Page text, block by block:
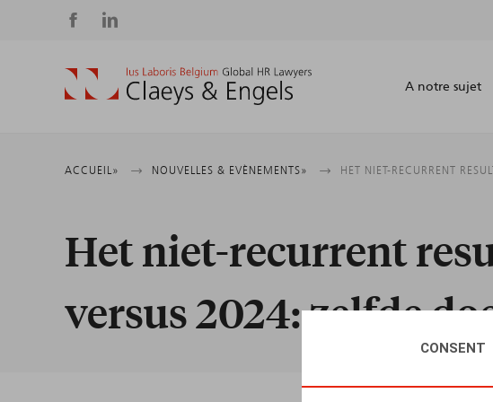
CONSENT
Social
media
A notre sujet
Fil
d'Ariane
ACCUEIL NOUVELLES & EVÈNEMENTS HET NIET-RECURRENT
Het niet-recurrent
versus 2024: zelfde